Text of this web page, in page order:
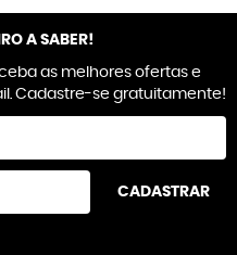
A SABER!
as melhores ofertas e
Cadastre-se gratuitamente!
CADASTRAR